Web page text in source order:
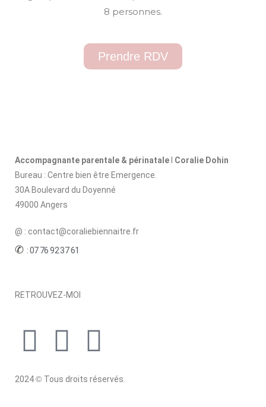
8 personnes.
Prendre RDV
Accompagnante parentale & périnatale
Coralie Dohin
Bureau : Centre bien être Emergence.
30A Boulevard du Doyenné
49000 Angers
@ : contact@coraliebiennaitre.fr
✆ : 07 76 92 37 61
RETROUVEZ-MOI
2024© Tous droits réservés.